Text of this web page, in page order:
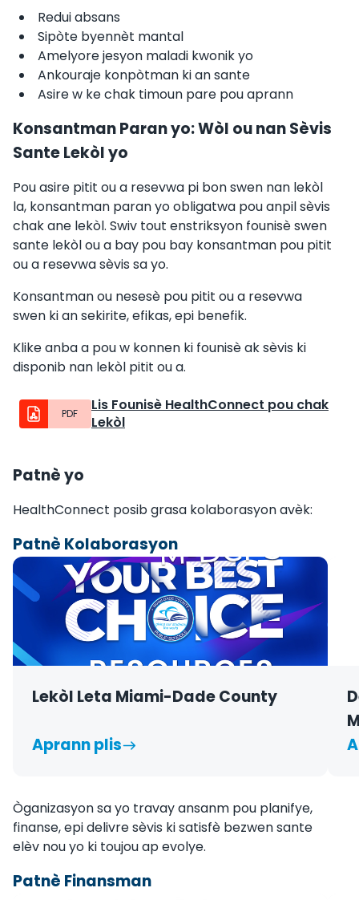
Redui absans
Sipòte byennèt mantal
Amelyore jesyon maladi kwonik yo
Ankouraje konpòtman ki an sante
Asire w ke chak timoun pare pou aprann
Konsantman Paran yo: Wòl ou nan Sèvis
Sante Lekòl yo
Pou asire pitit ou a resevwa pi bon swen nan lekòl
la, konsantman paran yo obligatwa pou anpil sèvis
chak ane lekòl. Swiv tout enstriksyon founisè swen
sante lekòl ou a bay pou bay konsantman pou pitit
ou a resevwa sèvis sa yo.
Konsantman ou nesesè pou pitit ou a resevwa
swen ki an sekirite, efikas, epi benefik.
Klike anba a pou w konnen ki founisè ak sèvis ki
disponib nan lekòl pitit ou a.
PDF
Lis Founisè HealthConnect pou chak
Lekòl
Patnè yo
HealthConnect posib grasa kolaborasyon avèk:
Patnè Kolaborasyon
Lekòl Leta Miami-Dade County
Aprann plis
Òganizasyon sa yo travay ansanm pou planifye,
finanse, epi delivre sèvis ki satisfè bezwen sante
elèv nou yo ki toujou ap evolye.
Patnè Finansman